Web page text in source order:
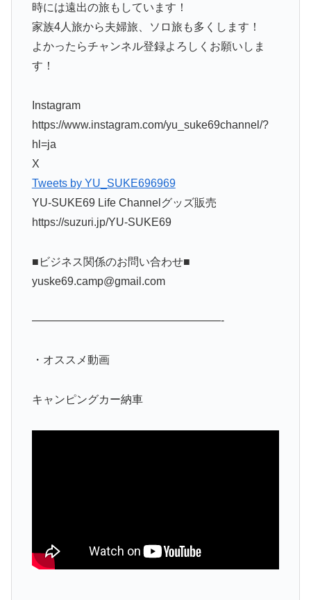
時には遠出の旅もしています！
家族4人旅から夫婦旅、ソロ旅も多くします！
よかったらチャンネル登録よろしくお願いしま
す！
Instagram
https://www.instagram.com/yu_suke69channel/?
hl=ja
X
Tweets by YU_SUKE696969
YU-SUKE69 Life Channelグッズ販売
https://suzuri.jp/YU-SUKE69
■ビジネス関係のお問い合わせ■
yuske69.camp@gmail.com
—————————————————-
・オススメ動画
キャンピングカー納車